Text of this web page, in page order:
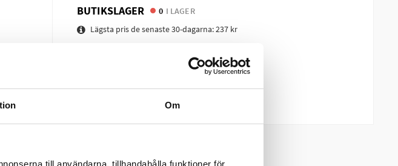
Om
till användarna, tillhandahålla funktioner för
BUTIKSLAGER 0 I LAGER
Lägsta pris de senaste 30-dagarna:237 kr
Frågor om produkten?